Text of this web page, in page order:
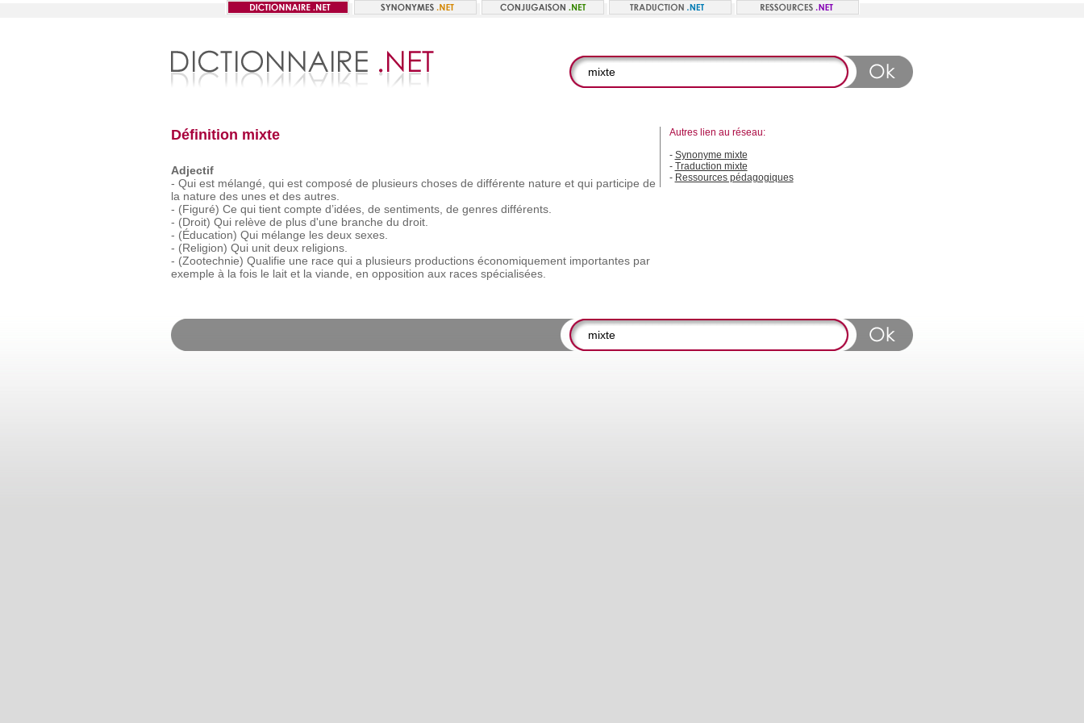
Définition mixte
Adjectif
- Qui est mélangé, qui est composé de plusieurs choses de différente nature et qui participe de
la nature des unes et des autres.
- (Figuré) Ce qui tient compte d’idées, de sentiments, de genres différents.
- (Droit) Qui relève de plus d'une branche du droit.
- (Éducation) Qui mélange les deux sexes.
- (Religion) Qui unit deux religions.
- (Zootechnie) Qualifie une race qui a plusieurs productions économiquement importantes par
exemple à la fois le lait et la viande, en opposition aux races spécialisées.
Autres lien au réseau:
- Synonyme mixte
- Traduction mixte
- Ressources pédagogiques